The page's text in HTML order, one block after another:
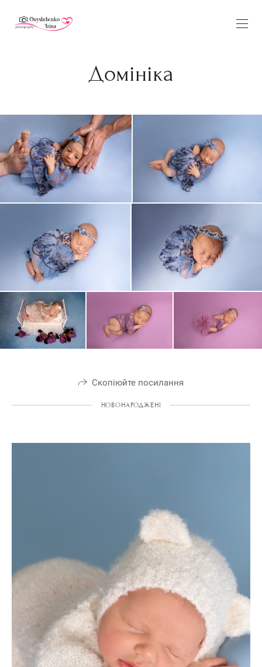
Домініка
Скопіюйте посилання
НОВОНАРОДЖЕНІ